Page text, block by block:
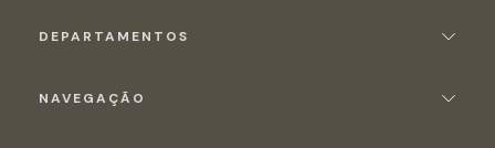
DEPARTAMENTOS
NAVEGAÇÃO